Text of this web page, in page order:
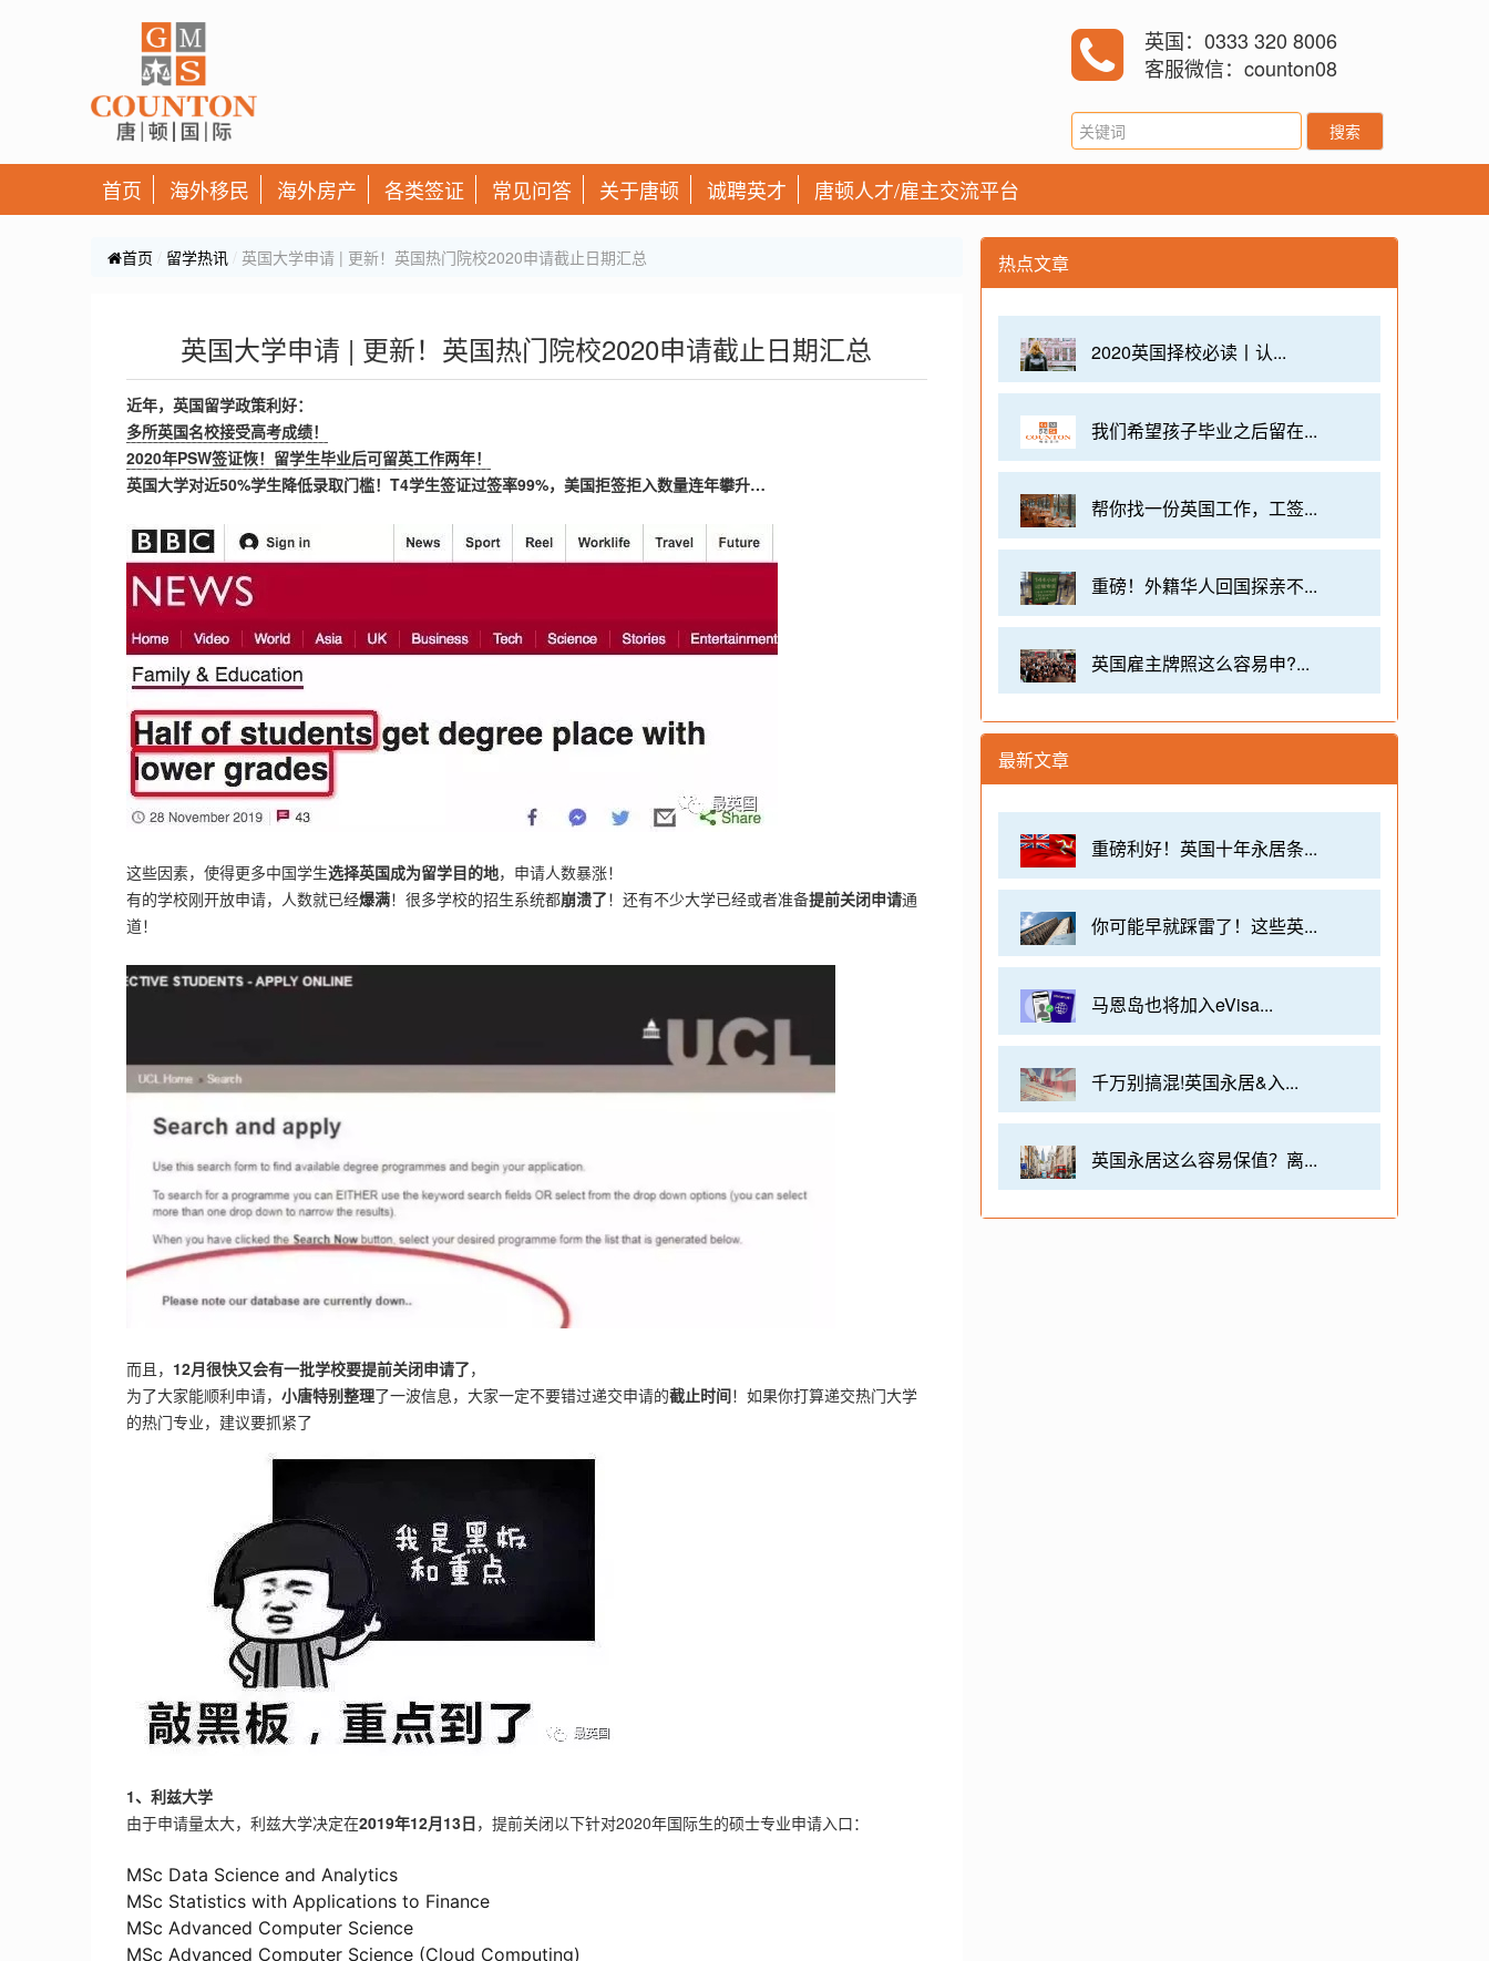
英国：0333 320 8006
客服微信：counton08
搜索
首页 海外移民 海外房产 各类签证 常见问答 关于唐顿 诚聘英才 唐顿人才/雇主交流平台
首页 留学热讯 英国大学申请 | 更新！英国热门院校2020申请截止日期汇总
英国大学申请 | 更新！英国热门院校2020申请截止日期汇总
近年，英国留学政策利好：
多所英国名校接受高考成绩！
2020年PSW签证恢！留学生毕业后可留英工作两年！
英国大学对近50%学生降低录取门槛！T4学生签证过签率99%，美国拒签拒入数量连年攀升…
这些因素，使得更多中国学生选择英国成为留学目的地，申请人数暴涨！
有的学校刚开放申请，人数就已经爆满！很多学校的招生系统都崩溃了！还有不少大学已经或者准备提前关闭申请通
道！
而且， 12月很快又会有一批学校要提前关闭申请了，
为了大家能顺利申请， 小唐特别整理了一波信息，大家一定不要错过递交申请的截止时间！如果你打算递交热门大学
的热门专业，建议要抓紧了
1、利兹大学
由于申请量太大，利兹大学决定在2019年12月13日，提前关闭以下针对2020年国际生的硕士专业申请入口：
MSc Data Science and Analytics
MSc Statistics with Applications to Finance
MSc Advanced Computer Science
MSc Advanced Computer Science (Cloud Computing)
热点文章
2020英国择校必读丨认...
我们希望孩子毕业之后留在...
帮你找一份英国工作，工签...
重磅！外籍华人回国探亲不...
英国雇主牌照这么容易申?...
最新文章
重磅利好！英国十年永居条...
你可能早就踩雷了！这些英...
马恩岛也将加入eVisa...
千万别搞混!英国永居&入...
英国永居这么容易保值？离...